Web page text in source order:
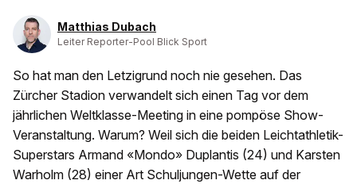
Matthias Dubach
Leiter Reporter-Pool Blick Sport
So hat man den Letzigrund noch nie gesehen. Das
Zürcher Stadion verwandelt sich einen Tag vor dem
jährlichen Weltklasse-Meeting in eine pompöse Show-
Veranstaltung. Warum? Weil sich die beiden Leichtathletik-
Superstars Armand «Mondo» Duplantis (24) und Karsten
Warholm (28) einer Art Schuljungen-Wette auf der